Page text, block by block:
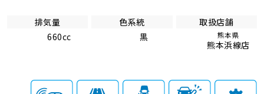
排気量
660cc
色系統
黒
取扱店舗
熊本県
熊本浜線店